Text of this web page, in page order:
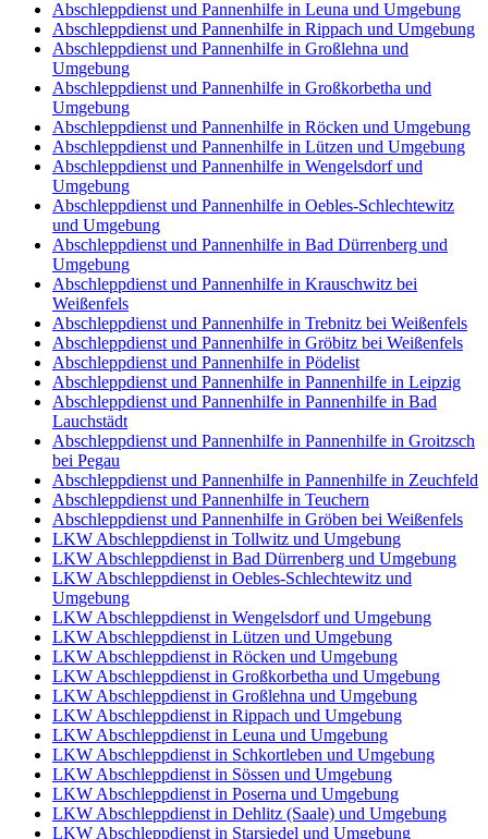
Abschleppdienst und Pannenhilfe in Leuna und Umgebung
Abschleppdienst und Pannenhilfe in Rippach und Umgebung
Abschleppdienst und Pannenhilfe in Großlehna und
Umgebung
Abschleppdienst und Pannenhilfe in Großkorbetha und
Umgebung
Abschleppdienst und Pannenhilfe in Röcken und Umgebung
Abschleppdienst und Pannenhilfe in Lützen und Umgebung
Abschleppdienst und Pannenhilfe in Wengelsdorf und
Umgebung
Abschleppdienst und Pannenhilfe in Oebles-Schlechtewitz
und Umgebung
Abschleppdienst und Pannenhilfe in Bad Dürrenberg und
Umgebung
Abschleppdienst und Pannenhilfe in Krauschwitz bei
Weißenfels
Abschleppdienst und Pannenhilfe in Trebnitz bei Weißenfels
Abschleppdienst und Pannenhilfe in Gröbitz bei Weißenfels
Abschleppdienst und Pannenhilfe in Pödelist
Abschleppdienst und Pannenhilfe in Pannenhilfe in Leipzig
Abschleppdienst und Pannenhilfe in Pannenhilfe in Bad
Lauchstädt
Abschleppdienst und Pannenhilfe in Pannenhilfe in Groitzsch
bei Pegau
Abschleppdienst und Pannenhilfe in Pannenhilfe in Zeuchfeld
Abschleppdienst und Pannenhilfe in Teuchern
Abschleppdienst und Pannenhilfe in Gröben bei Weißenfels
LKW Abschleppdienst in Tollwitz und Umgebung
LKW Abschleppdienst in Bad Dürrenberg und Umgebung
LKW Abschleppdienst in Oebles-Schlechtewitz und
Umgebung
LKW Abschleppdienst in Wengelsdorf und Umgebung
LKW Abschleppdienst in Lützen und Umgebung
LKW Abschleppdienst in Röcken und Umgebung
LKW Abschleppdienst in Großkorbetha und Umgebung
LKW Abschleppdienst in Großlehna und Umgebung
LKW Abschleppdienst in Rippach und Umgebung
LKW Abschleppdienst in Leuna und Umgebung
LKW Abschleppdienst in Schkortleben und Umgebung
LKW Abschleppdienst in Sössen und Umgebung
LKW Abschleppdienst in Poserna und Umgebung
LKW Abschleppdienst in Dehlitz (Saale) und Umgebung
LKW Abschleppdienst in Starsiedel und Umgebung